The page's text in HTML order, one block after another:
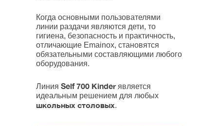
Когда основными пользователями
линии раздачи являются дети, то
гигиена, безопасность и практичность,
отличающие Emainox, становятся
обязательными составляющими любого
оборудования.
Линия Self 700 Kinderявляется
идеальным решением для любых
школьных столовых.